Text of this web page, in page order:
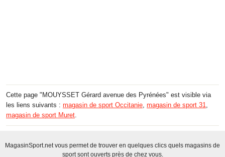
Cette page "MOUYSSET Gérard avenue des Pyrénées" est visible via
les liens suivants : magasin de sport Occitanie, magasin de sport 31,
magasin de sport Muret.
MagasinSport.net vous permet de trouver en quelques clics quels magasins de
sport sont ouverts près de chez vous.